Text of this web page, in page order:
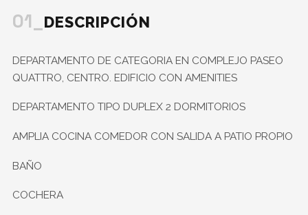
01_ DESCRIPCIÓN
DEPARTAMENTO DE CATEGORIA EN COMPLEJO PASEO
QUATTRO, CENTRO. EDIFICIO CON AMENITIES
DEPARTAMENTO TIPO DUPLEX 2 DORMITORIOS
AMPLIA COCINA COMEDOR CON SALIDA A PATIO PROPIO
BAÑO
COCHERA